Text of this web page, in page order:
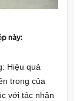
này:
Hiệu quả
trong của
với tác nhân